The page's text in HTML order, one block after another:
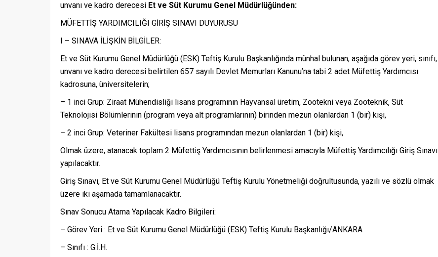
unvanı ve kadro derecesi Et ve Süt Kurumu Genel Müdürlüğünden:
MÜFETTİŞ YARDIMCILIĞI GİRİŞ SINAVI DUYURUSU
I – SINAVA İLİŞKİN BİLGİLER:
Et ve Süt Kurumu Genel Müdürlüğü (ESK) Teftiş Kurulu Başkanlığında münhal bulunan, aşağıda görev yeri, sınıfı,
unvanı ve kadro derecesi belirtilen 657 sayılı Devlet Memurları Kanunu’na tabi 2 adet Müfettiş Yardımcısı
kadrosuna, üniversitelerin;
– 1 inci Grup: Ziraat Mühendisliği lisans programının Hayvansal üretim, Zootekni veya Zooteknik, Süt
Teknolojisi Bölümlerinin (program veya alt programlarının) birinden mezun olanlardan 1 (bir) kişi,
– 2 inci Grup: Veteriner Fakültesi lisans programından mezun olanlardan 1 (bir) kişi,
Olmak üzere, atanacak toplam 2 Müfettiş Yardımcısının belirlenmesi amacıyla Müfettiş Yardımcılığı Giriş Sınavı
yapılacaktır.
Giriş Sınavı, Et ve Süt Kurumu Genel Müdürlüğü Teftiş Kurulu Yönetmeliği doğrultusunda, yazılı ve sözlü olmak
üzere iki aşamada tamamlanacaktır.
Sınav Sonucu Atama Yapılacak Kadro Bilgileri:
– Görev Yeri : Et ve Süt Kurumu Genel Müdürlüğü (ESK) Teftiş Kurulu Başkanlığı/ANKARA
– Sınıfı : G.İ.H.